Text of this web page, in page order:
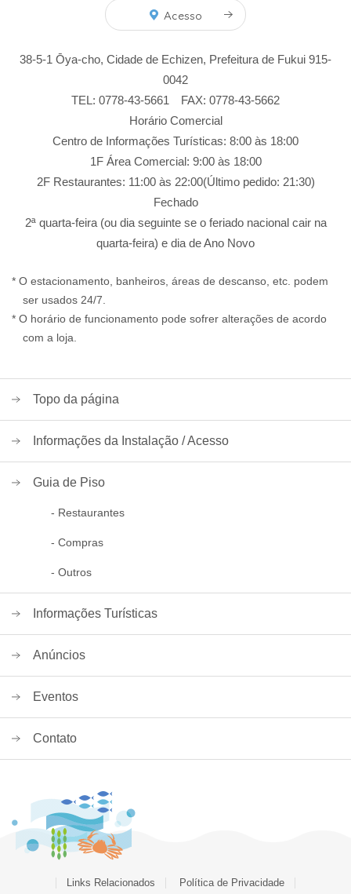
Acesso
38-5-1 Ōya-cho, Cidade de Echizen, Prefeitura de Fukui 915-
0042
TEL: 0778-43-5661 FAX: 0778-43-5662
Horário Comercial
Centro de Informações Turísticas: 8:00 às 18:00
1F Área Comercial: 9:00 às 18:00
2F Restaurantes: 11:00 às 22:00(Último pedido: 21:30)
Fechado
2ª quarta-feira (ou dia seguinte se o feriado nacional cair na
quarta-feira) e dia de Ano Novo
* O estacionamento, banheiros, áreas de descanso, etc. podem
ser usados 24/7.
* O horário de funcionamento pode sofrer alterações de acordo
com a loja.
Topo da página
Informações da Instalação / Acesso
Guia de Piso
- Restaurantes
- Compras
- Outros
Informações Turísticas
Anúncios
Eventos
Contato
Links Relacionados Política de Privacidade